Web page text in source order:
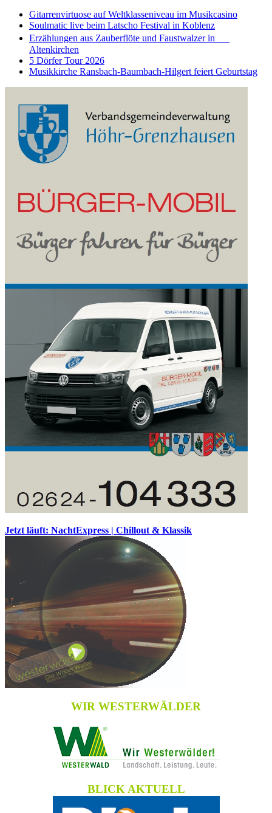
Gitarrenvirtuose auf Weltklasseniveau im Musikcasino
Soulmatic live beim Latscho Festival in Koblenz
Erzählungen aus Zauberflöte und Faustwalzer in
Altenkirchen
5 Dörfer Tour 2026
Musikkirche Ransbach-Baumbach-Hilgert feiert Geburtstag
Jetzt läuft: NachtExpress | Chillout & Klassik
WIR WESTERWÄLDER
BLICK AKTUELL